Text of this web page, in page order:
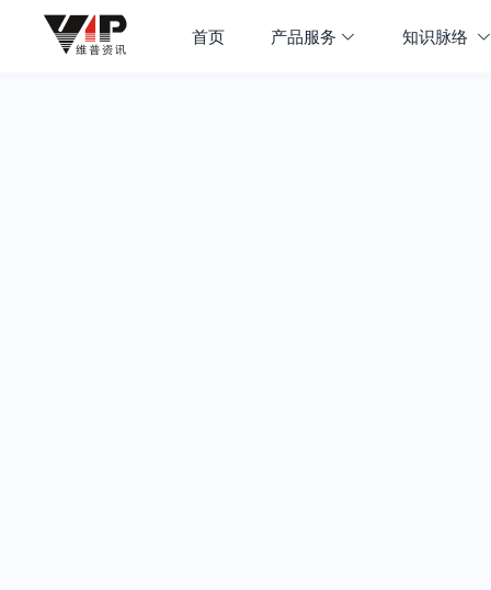
首页 产品服务 知识脉络